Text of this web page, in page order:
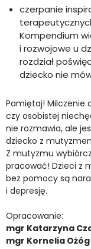
czerpanie
Kompendium
i rozwojowe u
rozdział
dziecko nie
Pamiętaj! Milczenie
czy osobistej
nie rozmawia, ale
dziecko z
Z mutyzmu
pracować! Dzieci z
bez pomocy są
i depresję.
Opracowanie:
mgr Katarzyna
mgr Kornelia